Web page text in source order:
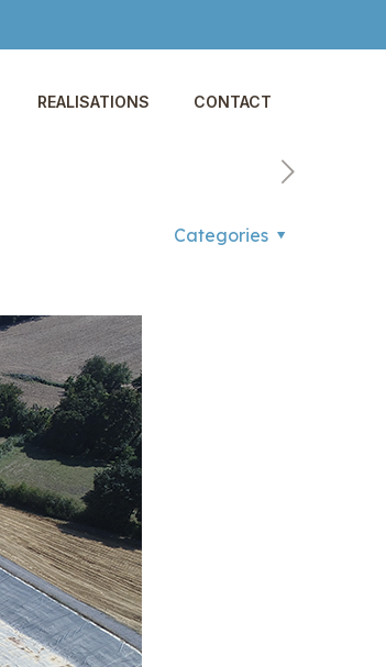
REALISATIONS CONTACT
Categories